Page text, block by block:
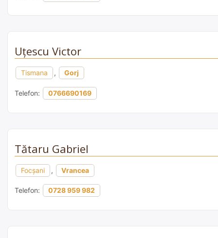
Uţescu Victor
Tismana , Gorj
Telefon: 0766690169
Tătaru Gabriel
Focșani , Vrancea
Telefon: 0728 959 982